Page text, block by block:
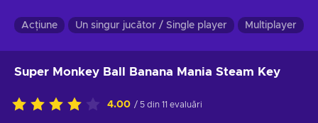
Acțiune Un singur jucător / Single player Multiplayer
Super Monkey Ball Banana Mania Steam Key
4.00 / 5 din 11 evaluări